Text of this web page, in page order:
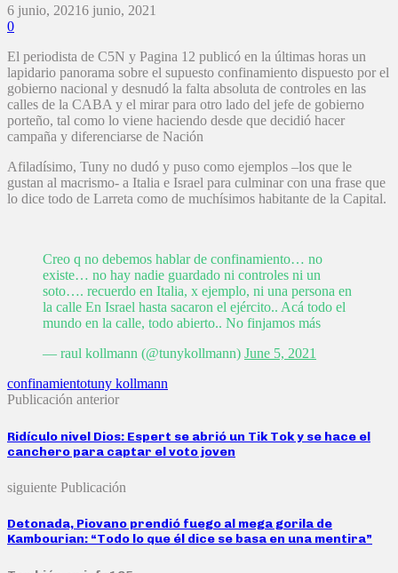
6 junio, 20216 junio, 2021
0
El periodista de C5N y Pagina 12 publicó en la últimas horas un
lapidario panorama sobre el supuesto confinamiento dispuesto por el
gobierno nacional y desnudó la falta absoluta de controles en las
calles de la CABA y el mirar para otro lado del jefe de gobierno
porteño, tal como lo viene haciendo desde que decidió hacer
campaña y diferenciarse de Nación
Afiladísimo, Tuny no dudó y puso como ejemplos –los que le
gustan al macrismo- a Italia e Israel para culminar con una frase que
lo dice todo de Larreta como de muchísimos habitante de la Capital.
Creo q no debemos hablar de confinamiento… no
existe… no hay nadie guardado ni controles ni un
soto…. recuerdo en Italia, x ejemplo, ni una persona en
la calle En Israel hasta sacaron el ejército.. Acá todo el
mundo en la calle, todo abierto.. No finjamos más
— raul kollmann (@tunykollmann) June 5, 2021
confinamientotuny kollmann
Publicación anterior
Ridículo nivel Dios: Espert se abrió un Tik Tok y se hace el
canchero para captar el voto joven
siguiente Publicación
Detonada, Piovano prendió fuego al mega gorila de
Kambourian: “Todo lo que él dice se basa en una mentira”